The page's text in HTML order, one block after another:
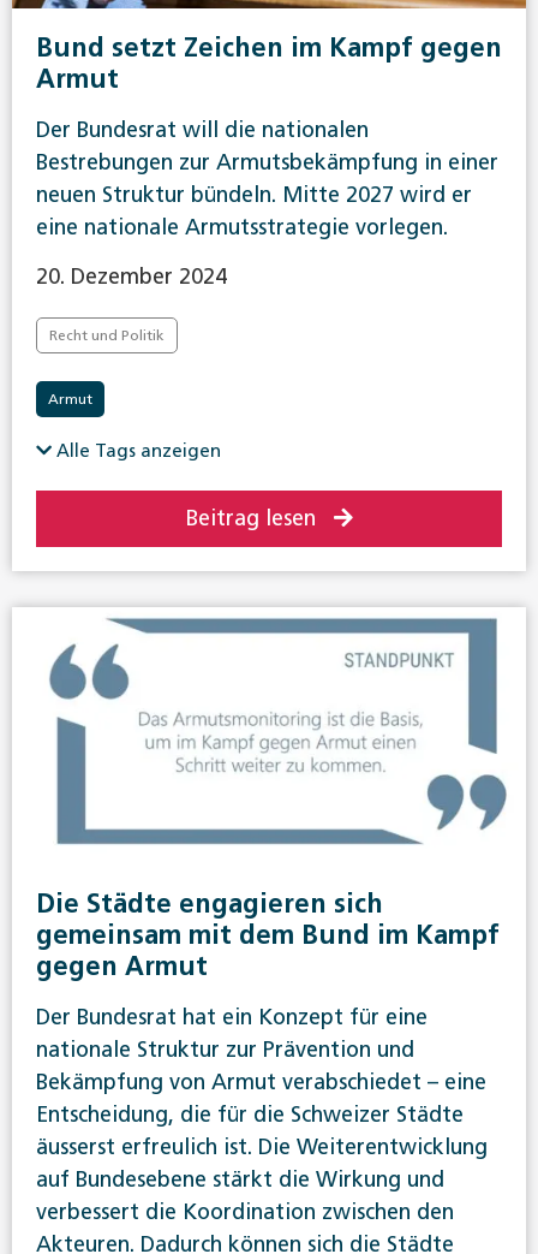
Bund setzt Zeichen im Kampf gegen
Armut
Der Bundesrat will die nationalen
Bestrebungen zur Armutsbekämpfung in einer
neuen Struktur bündeln. Mitte 2027 wird er
eine nationale Armutsstrategie vorlegen.
20. Dezember 2024
Recht und Politik
Armut
Alle Tags anzeigen
Beitrag lesen
Die Städte engagieren sich
gemeinsam mit dem Bund im Kampf
gegen Armut
Der Bundesrat hat ein Konzept für eine
nationale Struktur zur Prävention und
Bekämpfung von Armut verabschiedet – eine
Entscheidung, die für die Schweizer Städte
äusserst erfreulich ist. Die Weiterentwicklung
auf Bundesebene stärkt die Wirkung und
verbessert die Koordination zwischen den
Akteuren. Dadurch können sich die Städte